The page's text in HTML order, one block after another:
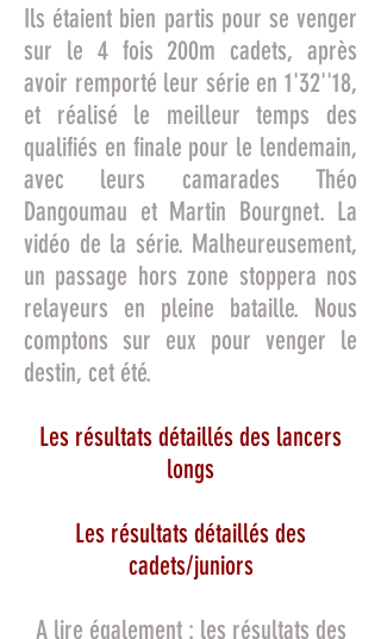
Ils étaient bien partis pour se venger
sur le 4 fois 200m cadets, après
avoir remporté leur série en 1'32''18,
et réalisé le meilleur temps des
qualifiés en finale pour le lendemain,
avec leurs camarades Théo
Dangoumau et Martin Bourgnet. La
vidéo de la série. Malheureusement,
un passage hors zone stoppera nos
relayeurs en pleine bataille. Nous
comptons sur eux pour venger le
destin, cet été.
Les résultats détaillés des lancers
longs
Les résultats détaillés des
cadets/juniors
A lire également : les résultats des